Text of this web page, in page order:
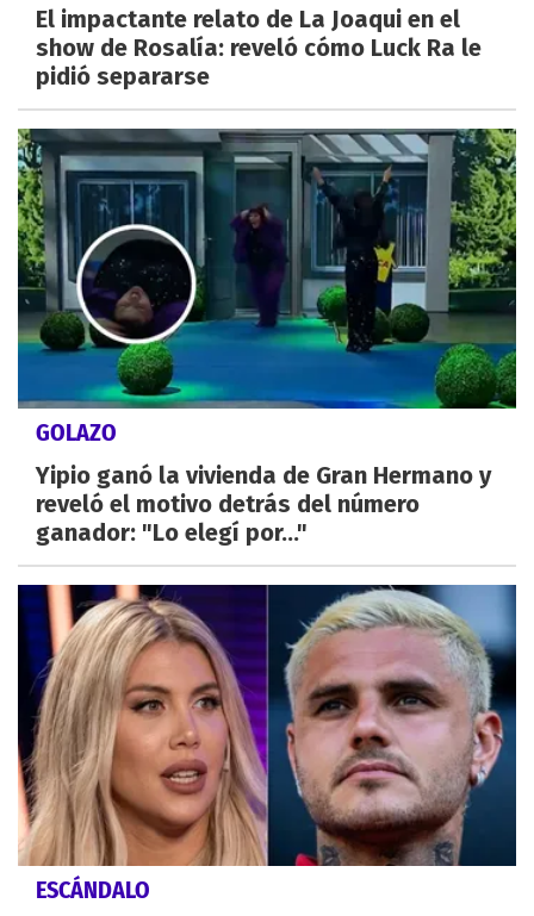
El impactante relato de La Joaqui en el
show de Rosalía: reveló cómo Luck Ra le
pidió separarse
GOLAZO
Yipio ganó la vivienda de Gran Hermano y
reveló el motivo detrás del número
ganador: "Lo elegí por..."
ESCÁNDALO